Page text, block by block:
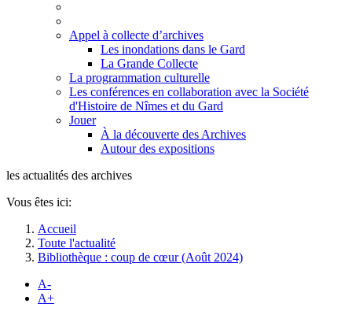
Appel à collecte d’archives
Les inondations dans le Gard
La Grande Collecte
La programmation culturelle
Les conférences en collaboration avec la Société
d'Histoire de Nîmes et du Gard
Jouer
À la découverte des Archives
Autour des expositions
les actualités des archives
Vous êtes ici:
Accueil
Toute l'actualité
Bibliothèque : coup de cœur (Août 2024)
A-
A+